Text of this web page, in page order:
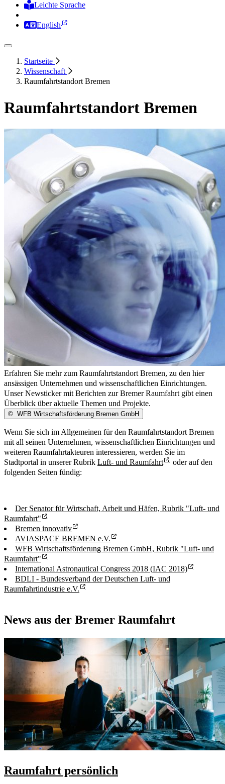
Leichte Sprache
English
Startseite
Wissenschaft
Raumfahrtstandort Bremen
Raumfahrtstandort Bremen
Erfahren Sie mehr zum Raumfahrtstandort Bremen, zu den hier
ansässigen Unternehmen und wissenschaftlichen Einrichtungen.
Unser Newsticker mit Berichten zur Bremer Raumfahrt gibt einen
Überblick über aktuelle Themen und Projekte.
© WFB Wirtschaftsförderung Bremen GmbH
Wenn Sie sich im Allgemeinen für den Raumfahrtstandort Bremen
mit all seinen Unternehmen, wissenschaftlichen Einrichtungen und
weiteren Raumfahrtakteuren interessieren, werden Sie im
Stadtportal in unserer Rubrik Luft- und Raumfahrt
oder auf den
folgenden Seiten fündig:
Der Senator für Wirtschaft, Arbeit und Häfen, Rubrik "Luft- und
Raumfahrt"
Bremen innovativ
AVIASPACE BREMEN e.V.
WFB Wirtschaftsförderung Bremen GmbH, Rubrik "Luft- und
Raumfahrt"
International Astronautical Congress 2018 (IAC 2018)
BDLI - Bundesverband der Deutschen Luft- und
Raumfahrtindustrie e.V.
News aus der Bremer Raumfahrt
Raumfahrt persönlich